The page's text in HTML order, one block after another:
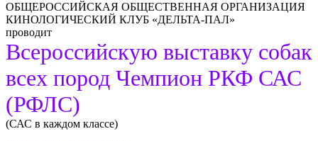
ОБЩЕРОССИЙСКАЯ ОБЩЕСТВЕННАЯ ОРГАНИЗАЦИЯ
КИНОЛОГИЧЕСКИЙ КЛУБ «ДЕЛЬТА-ПАЛ»
проводит
Всероссийскую выставку собак
всех пород Чемпион РКФ САС
(РФЛС)
(САС в каждом классе)